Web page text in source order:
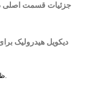
جزئیات قسمت اصلی
دیکویل هیدرولیک